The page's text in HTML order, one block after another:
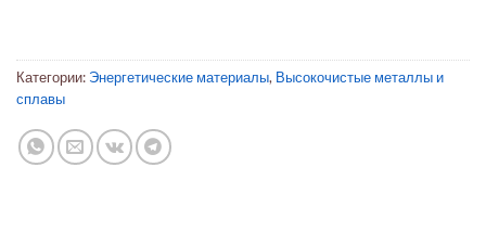
Категории: Энергетические материалы, Высокочистые металлы и
сплавы